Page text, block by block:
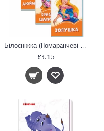
Білосніжка (Помаранчеві книжки)
£3.15